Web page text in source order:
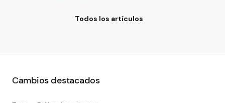
Todos los artículos
Cambios destacados